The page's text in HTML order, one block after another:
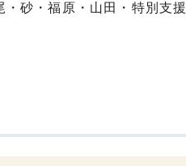
砂・福原・山田・特別支援